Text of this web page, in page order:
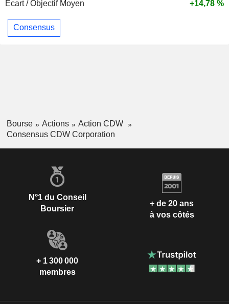
Ecart / Objectif Moyen
+14,78 %
Consensus
Bourse Actions
Action CDW
Consensus CDW Corporation
N°1 du Conseil
Boursier
+ de 20 ans
à vos côtés
+ 1 300 000
membres